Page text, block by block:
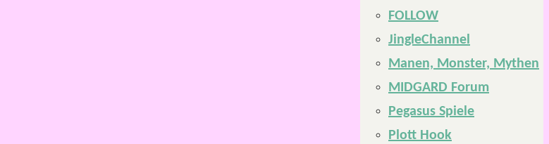
FOLLOW
JingleChannel
Manen, Monster, Mythen
MIDGARD Forum
Pegasus Spiele
Plott Hook